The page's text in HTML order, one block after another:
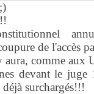
de l'accès
aura, comme aux
devant le juge
surchargés!!!